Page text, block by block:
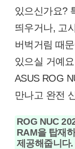
있으신가요?
띄우거나, 고
버벅거림 때
있으실 거예
ASUS ROG
만나고 완전
ROG NUC
RAM을 탑재
제공해줍니다.